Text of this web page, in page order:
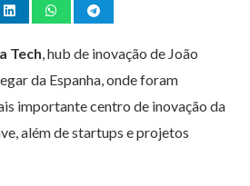
Tech , hub de inovação de João
da Espanha, onde foram
importante centro de inovação da
além de startups e projetos